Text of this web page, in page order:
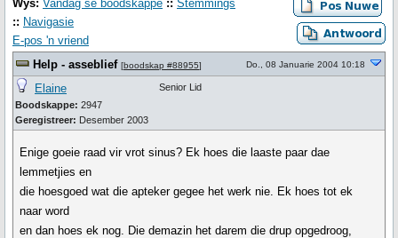
Wys: Vandag se boodskappe :: Stemmings
:: Navigasie
E-pos 'n vriend
Help - asseblief [boodskap #88955] Do., 08 Januarie 2004 10:18
Elaine
Boodskappe: 2947
Geregistreer: Desember 2003
Senior Lid
Enige goeie raad vir vrot sinus? Ek hoes die laaste paar dae
lemmetjies en
die hoesgoed wat die apteker gegee het werk nie. Ek hoes tot ek
naar word
en dan hoes ek nog. Die demazin het darem die drup opgedroog,